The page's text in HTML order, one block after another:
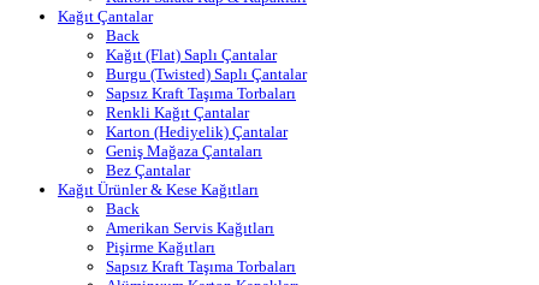
Kağıt Çantalar
Back
Kağıt (Flat) Saplı Çantalar
Burgu (Twisted) Saplı Çantalar
Sapsız Kraft Taşıma Torbaları
Renkli Kağıt Çantalar
Karton (Hediyelik) Çantalar
Geniş Mağaza Çantaları
Bez Çantalar
Kağıt Ürünler & Kese Kağıtları
Back
Amerikan Servis Kağıtları
Pişirme Kağıtları
Sapsız Kraft Taşıma Torbaları